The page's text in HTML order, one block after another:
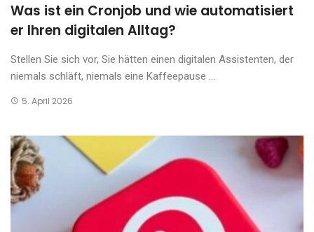
Was ist ein Cronjob und wie automatisiert
er Ihren digitalen Alltag?
Stellen Sie sich vor, Sie hätten einen digitalen Assistenten, der
niemals schläft, niemals eine Kaffeepause ...
5. April 2026